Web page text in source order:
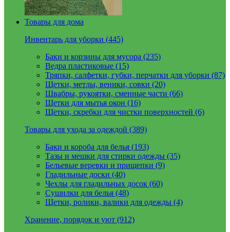
Товары для дома
Инвентарь для уборки (445)
Баки и корзины для мусора (235)
Ведра пластиковые (15)
Тряпки, салфетки, губки, перчатки для уборки (87)
Щетки, метлы, веники, совки (20)
Швабры, рукоятки, сменные части (66)
Щетки для мытья окон (16)
Щетки, скребки для чистки поверхностей (6)
Товары для ухода за одеждой (389)
Баки и короба для белья (193)
Тазы и мешки для стирки одежды (35)
Бельевые веревки и прищепки (9)
Гладильные доски (40)
Чехлы для гладильных досок (60)
Сушилки для белья (48)
Щетки, ролики, валики для одежды (4)
Хранение, порядок и уют (912)